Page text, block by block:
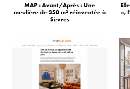
MAP : Avant/Après : Une
meulière de 350 m² réinventée à
Sèvres
»,